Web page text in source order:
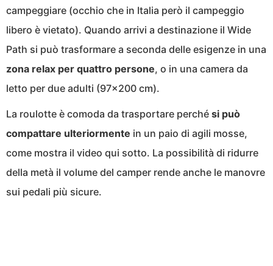
campeggiare (occhio che in Italia però il campeggio
libero è vietato). Quando arrivi a destinazione il Wide
Path si può trasformare a seconda delle esigenze in una
zona relax per quattro persone, o in una camera da
letto per due adulti (97×200 cm).
La roulotte è comoda da trasportare perché si può
compattare ulteriormente in un paio di agili mosse,
come mostra il video qui sotto. La possibilità di ridurre
della metà il volume del camper rende anche le manovre
sui pedali più sicure.